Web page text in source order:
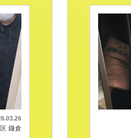
鎌倉